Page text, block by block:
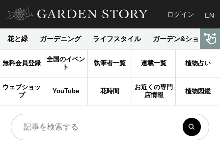
ログイン EN
花と緑 ガーデニング ライフスタイル ガーデン&ショップ
無料会員登録
全国のイベン
ト
執筆者一覧 連載一覧 植物占い
ウェブショッ
プ
YouTube 花時間
お近くの専門
店情報
植物図鑑